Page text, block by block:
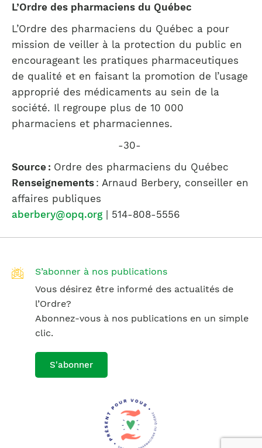
L’Ordre des pharmaciens du Québec
L’Ordre des pharmaciens du Québec a pour
mission de veiller à la protection du public en
encourageant les pratiques pharmaceutiques
de qualité et en faisant la promotion de l’usage
approprié des médicaments au sein de la
société. Il regroupe plus de 10 000
pharmaciens et pharmaciennes.
-30-
Source : Ordre des pharmaciens du Québec
Renseignements : Arnaud Berbery, conseiller en
affaires publiques
aberbery@opq.org | 514-808-5556
S’abonner à nos publications
Vous désirez être informé des actualités de
l’Ordre?
Abonnez-vous à nos publications en un simple
clic.
S'abonner